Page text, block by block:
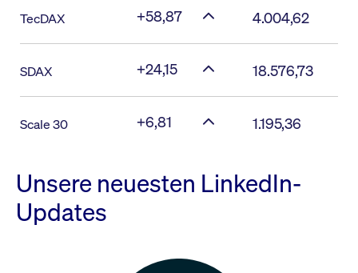
TecDAX +58,87 4.004,62
SDAX +24,15 18.576,73
Scale 30 +6,81 1.195,36
Unsere neuesten LinkedIn-
Updates